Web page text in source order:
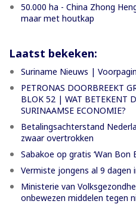
50.000 ha - China Zhong
maar met houtkap
Laatst bekeken:
Suriname Nieuws |
PETRONAS DOORBREEKT
BLOK 52 | WAT BETEKENT
SURINAAMSE ECONOMIE?
Betalingsachterstand
zwaar overtrokken
Sabakoe op gratis ‘Wan Bon
Vermiste jongens al 9
Ministerie van
onbewezen middelen tegen